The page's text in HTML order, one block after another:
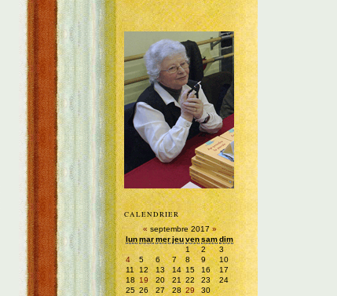
CALENDRIER
« septembre 2017»
lunmarmerjeuvensamdim
1
2
3
4
5 6 7 8 9
10
11
12 13 14 15 16
17
18 19 20 21 22 23
24
25 26 27 28 29 30